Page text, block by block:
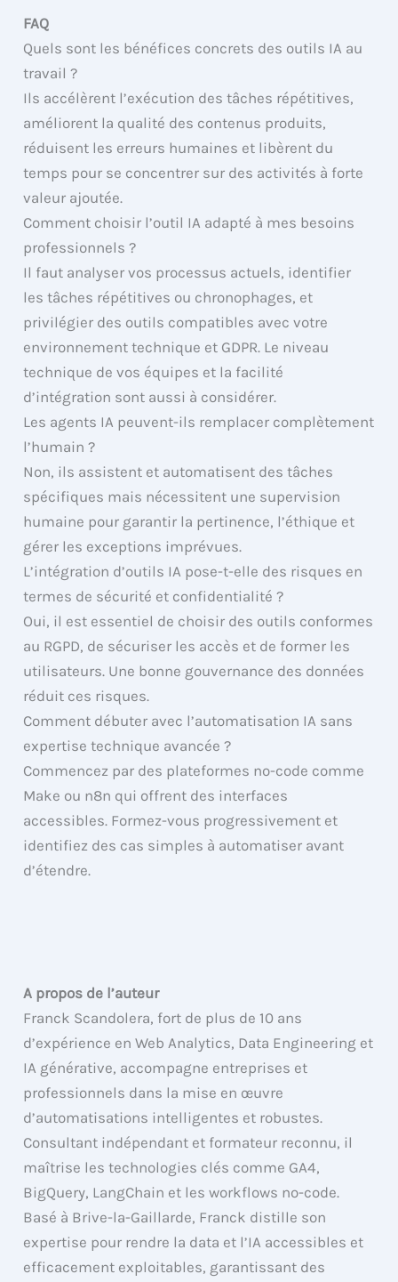
FAQ
Quels sont les bénéfices concrets des outils IA au
travail ?
Ils accélèrent l’exécution des tâches répétitives,
améliorent la qualité des contenus produits,
réduisent les erreurs humaines et libèrent du
temps pour se concentrer sur des activités à forte
valeur ajoutée.
Comment choisir l’outil IA adapté à mes besoins
professionnels ?
Il faut analyser vos processus actuels, identifier
les tâches répétitives ou chronophages, et
privilégier des outils compatibles avec votre
environnement technique et GDPR. Le niveau
technique de vos équipes et la facilité
d’intégration sont aussi à considérer.
Les agents IA peuvent-ils remplacer complètement
l’humain ?
Non, ils assistent et automatisent des tâches
spécifiques mais nécessitent une supervision
humaine pour garantir la pertinence, l’éthique et
gérer les exceptions imprévues.
L’intégration d’outils IA pose-t-elle des risques en
termes de sécurité et confidentialité ?
Oui, il est essentiel de choisir des outils conformes
au RGPD, de sécuriser les accès et de former les
utilisateurs. Une bonne gouvernance des données
réduit ces risques.
Comment débuter avec l’automatisation IA sans
expertise technique avancée ?
Commencez par des plateformes no-code comme
Make ou n8n qui offrent des interfaces
accessibles. Formez-vous progressivement et
identifiez des cas simples à automatiser avant
d’étendre.
A propos de l’auteur
Franck Scandolera, fort de plus de 10 ans
d’expérience en Web Analytics, Data Engineering et
IA générative, accompagne entreprises et
professionnels dans la mise en œuvre
d’automatisations intelligentes et robustes.
Consultant indépendant et formateur reconnu, il
maîtrise les technologies clés comme GA4,
BigQuery, LangChain et les workflows no-code.
Basé à Brive-la-Gaillarde, Franck distille son
expertise pour rendre la data et l’IA accessibles et
efficacement exploitables, garantissant des